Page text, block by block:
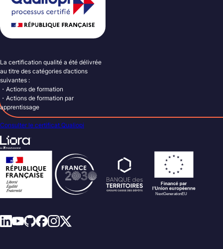
La certification qualité a été délivrée
au titre des catégories d’actions
suivantes :
・Actions de formation
・Actions de formation par
apprentissage
Consulter le certificat Qualiopi